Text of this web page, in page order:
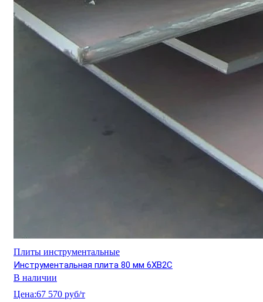
Плиты инструментальные
Инструментальная плита 80 мм 6ХВ2С
В наличии
Цена:67 570 руб/т